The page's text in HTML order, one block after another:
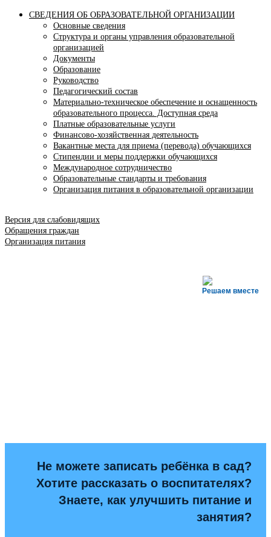
СВЕДЕНИЯ ОБ ОБРАЗОВАТЕЛЬНОЙ ОРГАНИЗАЦИИ
Основные сведения
Структура и органы управления образовательной
организацией
Документы
Образование
Руководство
Педагогический состав
Материально-техническое обеспечение и оснащенность
образовательного процесса. Доступная среда
Платные образовательные услуги
Финансово-хозяйственная деятельность
Вакантные места для приема (перевода) обучающихся
Стипендии и меры поддержки обучающихся
Международное сотрудничество
Образовательные стандарты и требования
Организация питания в образовательной организации
Версия для слабовидящих
Обращения граждан
Организация питания
Решаем вместе
Не можете записать ребёнка в сад?
Хотите рассказать о воспитателях?
Знаете, как улучшить питание и
занятия?